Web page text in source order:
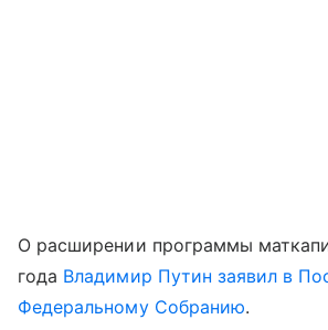
О расширении программы
года Владимир Путин заявил в
Федеральному Собранию.